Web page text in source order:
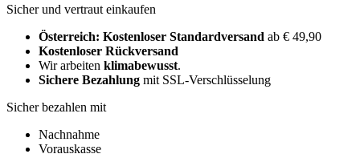
Sicher und vertraut einkaufen
Österreich: Kostenloser Standardversand ab € 49,90
Kostenloser Rückversand
Wir arbeiten klimabewusst.
Sichere Bezahlung mit SSL-Verschlüsselung
Sicher bezahlen mit
Nachnahme
Vorauskasse